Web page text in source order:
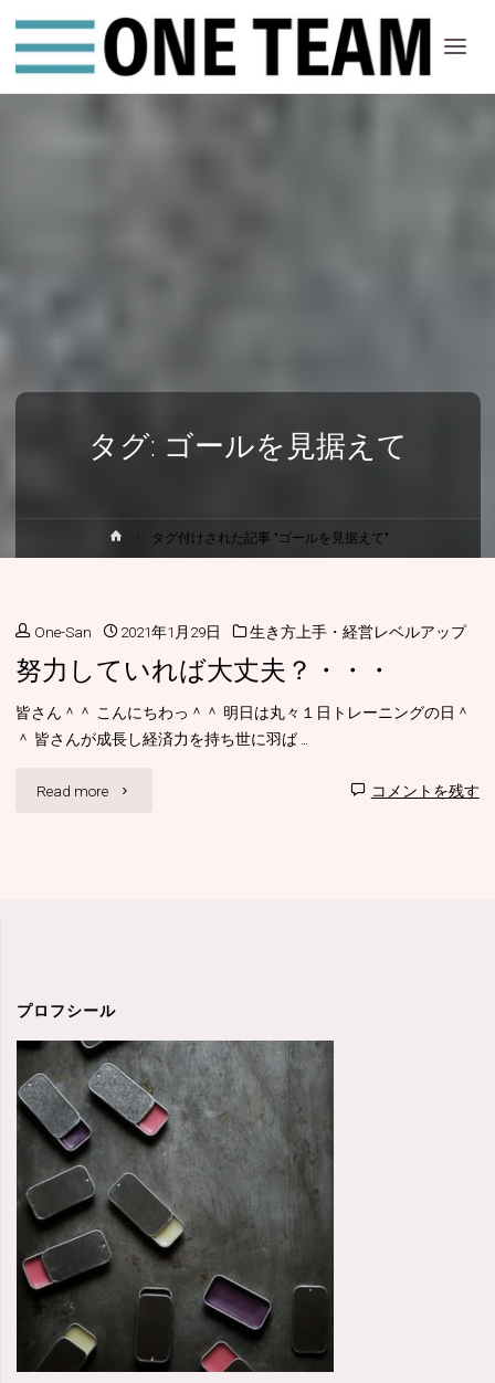
ちー
む
タグ: ゴールを見据えて
ー
タグ付けされた記事 "ゴールを見据えて"
One-San 2021年1月29日 生き方上手・経営レベルアップ
努力していれば大丈夫？・・・
皆さん＾＾ こんにちわっ＾＾ 明日は丸々１日トレーニングの日＾
＾ 皆さんが成長し経済力を持ち世に羽ば …
Read more "努
れ
ば
大
丈
夫？・・・"
コメントを残す
プロフシール